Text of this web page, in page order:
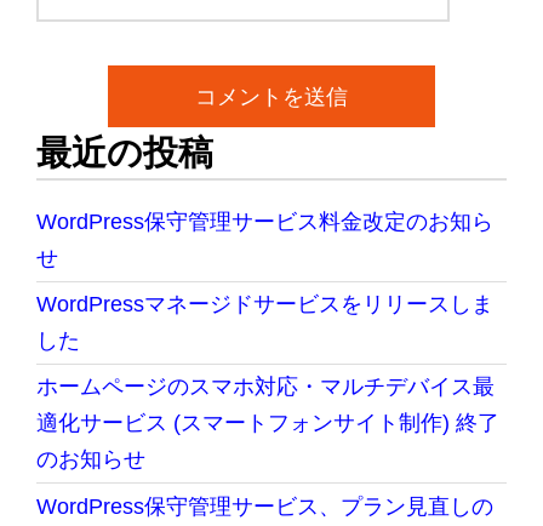
最近の投稿
WordPress保守管理サービス料金改定のお知ら
せ
WordPressマネージドサービスをリリースしま
した
ホームページのスマホ対応・マルチデバイス最
適化サービス (スマートフォンサイト制作) 終了
のお知らせ
WordPress保守管理サービス、プラン見直しの